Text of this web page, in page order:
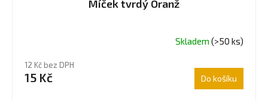
Míček tvrdý Oranž
produktu
je
Skladem(>50 ks)
12 Kč bez DPH
15 Kč Do košíku